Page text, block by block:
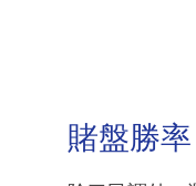
賭盤勝率